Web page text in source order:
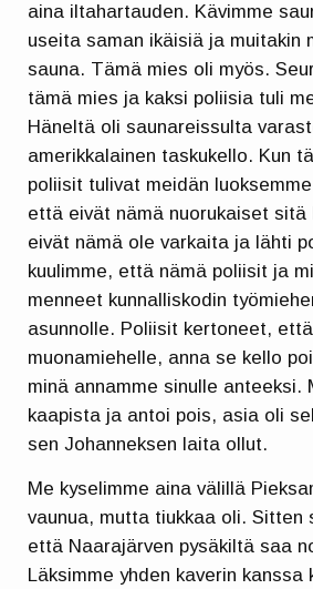
aina iltahartauden. Kävimme
useita saman ikäisiä ja muitakin
sauna. Tämä mies oli myös.
tämä mies ja kaksi poliisia tuli
Häneltä oli saunareissulta
amerikkalainen taskukello. Kun
poliisit tulivat meidän
että eivät nämä nuorukaiset
eivät nämä ole varkaita ja lähti
kuulimme, että nämä poliisit ja
menneet kunnalliskodin
asunnolle. Poliisit kertoneet,
muonamiehelle, anna se kello
minä annamme sinulle anteeksi.
kaapista ja antoi pois, asia oli
sen Johanneksen laita ollut.
Me kyselimme aina välillä
vaunua, mutta tiukkaa oli. Sitten
että Naarajärven pysäkiltä saa
Läksimme yhden kaverin kanssa